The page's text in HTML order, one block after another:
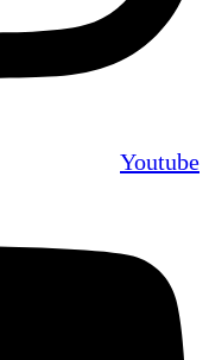
Youtube